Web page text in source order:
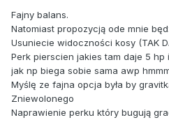
Fajny balans.
Natomiast propozycją ode mnie
Usuniecie widoczności kosy (TAK
Perk pierscien jakies tam daje 5
jak np biega sobie sama awp
Myślę ze fajna opcja była by
Zniewolonego
Naprawienie perku który bugują